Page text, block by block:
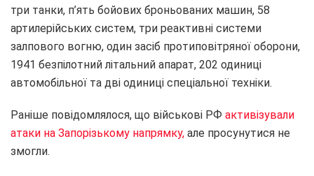
три танки, п’ять бойових броньованих машин, 58
артилерійських систем, три реактивні системи
залпового вогню, один засіб протиповітряної оборони,
1941 безпілотний літальний апарат, 202 одиниці
автомобільної та дві одиниці спеціальної техніки.
Раніше повідомлялося, що військові РФ активізували
атаки на Запорізькому напрямку, але просунутися не
змогли.